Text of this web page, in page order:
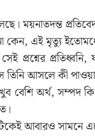
ময়নাতদন্ত
কেন, এই মৃত্যু
প্রশ্নের
আসলে কী
অর্থ, সম্পদ
আবারও সামনে